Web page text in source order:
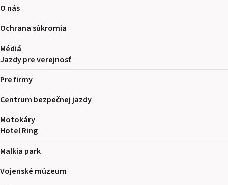
O nás
Ochrana súkromia
Médiá
Jazdy pre verejnosť
Pre firmy
Centrum bezpečnej jazdy
Motokáry
Hotel Ring
Malkia park
Vojenské múzeum